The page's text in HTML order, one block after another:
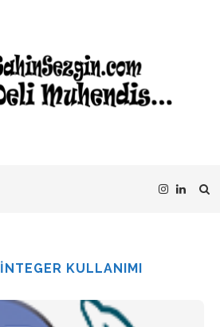
INTEGER KULLANIMI